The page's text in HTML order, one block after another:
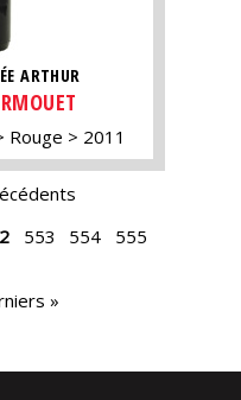
ARTHUR
Rouge 2011
553 554
555
»